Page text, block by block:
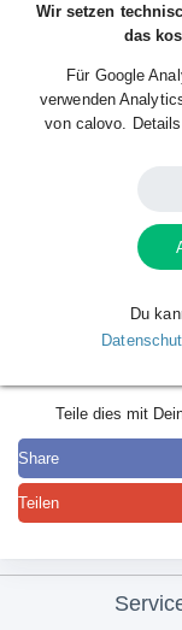
Teile dies mit
Share
Teilen
Wir setzen
das
Für Google
verwenden
von calovo.
Du